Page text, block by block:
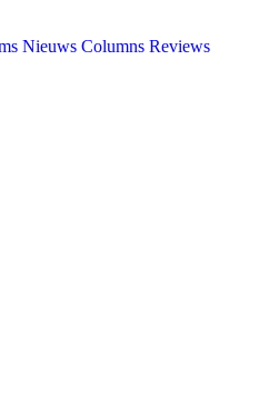
Nieuws Columns Reviews